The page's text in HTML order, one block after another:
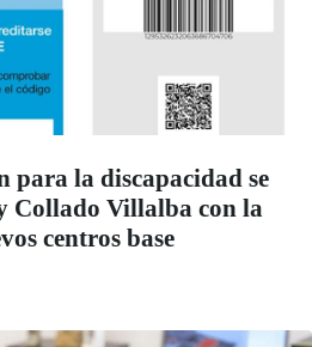
para la discapacidad se
Collado Villalba con la
centros base